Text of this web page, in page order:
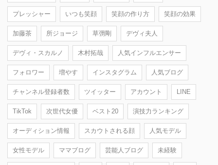
プレッシャー いつも笑顔 笑顔の作り方 笑顔の効果
加藤茶 所ジョージ 草彅剛 デヴィ夫人
デヴィ・スカルノ 木村拓哉 人気インフルエンサー
フォロワー 増やす インスタグラム 人気ブログ
チャンネル登録者数 ツイッター アカウント LINE
TikTok 次世代女優 ベスト20 演技力ランキング
オーディション情報 スカウトされる顔 人気モデル
女性モデル ママブログ 芸能人ブログ 未経験